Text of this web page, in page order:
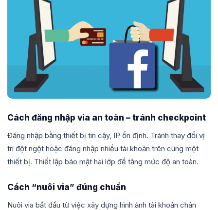
Cách đăng nhập via an toàn – tránh checkpoint
Đăng nhập bằng thiết bị tin cậy, IP ổn định. Tránh thay đổi vị
trí đột ngột hoặc đăng nhập nhiều tài khoản trên cùng một
thiết bị. Thiết lập bảo mật hai lớp để tăng mức độ an toàn.
Cách “nuôi via” đúng chuẩn
Nuôi via bắt đầu từ việc xây dựng hình ảnh tài khoản chân